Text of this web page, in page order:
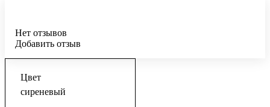
Нет отзывов
Добавить отзыв
Цвет
сиреневый